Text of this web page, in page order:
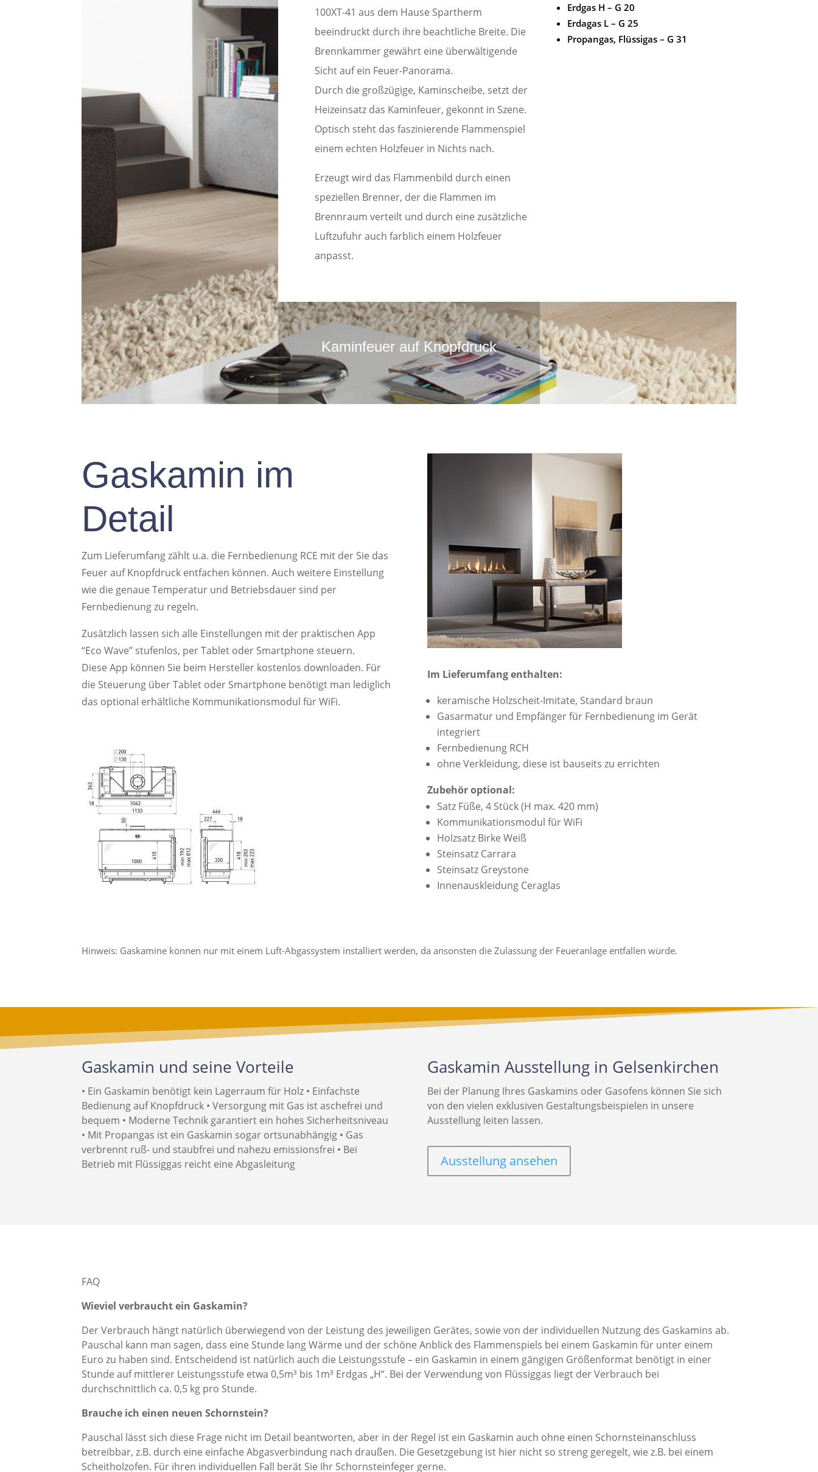
100XT-41 aus dem Hause Spartherm
beeindruckt durch ihre beachtliche Breite. Die
Brennkammer gewährt eine überwältigende
Sicht auf ein Feuer-Panorama.
Durch die großzügige, Kaminscheibe, setzt der
Heizeinsatz das Kaminfeuer, gekonnt in Szene.
Optisch steht das faszinierende Flammenspiel
einem echten Holzfeuer in Nichts nach.
Erzeugt wird das Flammenbild durch einen
speziellen Brenner, der die Flammen im
Brennraum verteilt und durch eine zusätzliche
Luftzufuhr auch farblich einem Holzfeuer
anpasst.
Erdgas H – G 20
Erdagas L – G 25
Propangas, Flüssigas – G 31
Kaminfeuer auf Knopfdruck
Gaskamin im
Detail
Zum Lieferumfang zählt u.a. die Fernbedienung RCE mit der Sie das
Feuer auf Knopfdruck entfachen können. Auch weitere Einstellung
wie die genaue Temperatur und Betriebsdauer sind per
Fernbedienung zu regeln.
Zusätzlich lassen sich alle Einstellungen mit der praktischen App
“Eco Wave” stufenlos, per Tablet oder Smartphone steuern.
Diese App können Sie beim Hersteller kostenlos downloaden. Für
die Steuerung über Tablet oder Smartphone benötigt man lediglich
das optional erhältliche Kommunikationsmodul für WiFi.
Im Lieferumfang enthalten:
keramische Holzscheit-Imitate, Standard braun
Gasarmatur und Empfänger für Fernbedienung im Gerät
integriert
Fernbedienung RCH
ohne Verkleidung, diese ist bauseits zu errichten
Zubehör optional:
Satz Füße, 4 Stück (H max. 420 mm)
Kommunikationsmodul für WiFi
Holzsatz Birke Weiß
Steinsatz Carrara
Steinsatz Greystone
Innenauskleidung Ceraglas
Hinweis: Gaskamine können nur mit einem Luft-Abgassystem installiert werden, da ansonsten die Zulassung der Feueranlage entfallen würde.
Gaskamin und seine Vorteile
• Ein Gaskamin benötigt kein Lagerraum für Holz • Einfachste
Bedienung auf Knopfdruck • Versorgung mit Gas ist aschefrei und
bequem • Moderne Technik garantiert ein hohes Sicherheitsniveau
• Mit Propangas ist ein Gaskamin sogar ortsunabhängig • Gas
verbrennt ruß- und staubfrei und nahezu emissionsfrei • Bei
Betrieb mit Flüssiggas reicht eine Abgasleitung
Gaskamin Ausstellung in Gelsenkirchen
Bei der Planung Ihres Gaskamins oder Gasofens können Sie sich
von den vielen exklusiven Gestaltungsbeispielen in unsere
Ausstellung leiten lassen.
Ausstellung ansehen
FAQ
Wieviel verbraucht ein Gaskamin?
Der Verbrauch hängt natürlich überwiegend von der Leistung des jeweiligen Gerätes, sowie von der individuellen Nutzung des Gaskamins ab.
Pauschal kann man sagen, dass eine Stunde lang Wärme und der schöne Anblick des Flammenspiels bei einem Gaskamin für unter einem
Euro zu haben sind. Entscheidend ist natürlich auch die Leistungsstufe – ein Gaskamin in einem gängigen Größenformat benötigt in einer
Stunde auf mittlerer Leistungsstufe etwa 0,5m³ bis 1m³ Erdgas „H“. Bei der Verwendung von Flüssiggas liegt der Verbrauch bei
durchschnittlich ca. 0,5 kg pro Stunde.
Brauche ich einen neuen Schornstein?
Pauschal lässt sich diese Frage nicht im Detail beantworten, aber in der Regel ist ein Gaskamin auch ohne einen Schornsteinanschluss
betreibbar, z.B. durch eine einfache Abgasverbindung nach draußen. Die Gesetzgebung ist hier nicht so streng geregelt, wie z.B. bei einem
Scheitholzofen. Für ihren individuellen Fall berät Sie Ihr Schornsteinfeger gerne.